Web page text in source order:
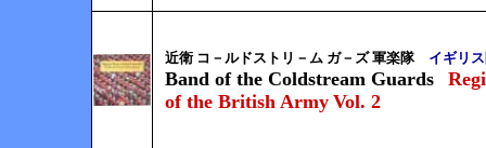
近衛 コ－ルドストリ－ム ガ－ズ 軍楽隊 イギリ
Band of the Coldstream Guards
of the British Army Vol. 2